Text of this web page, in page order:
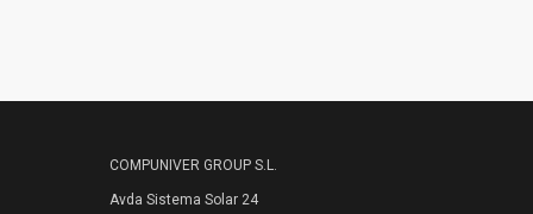
COMPUNIVER GROUP S.L.
Avda Sistema Solar 24